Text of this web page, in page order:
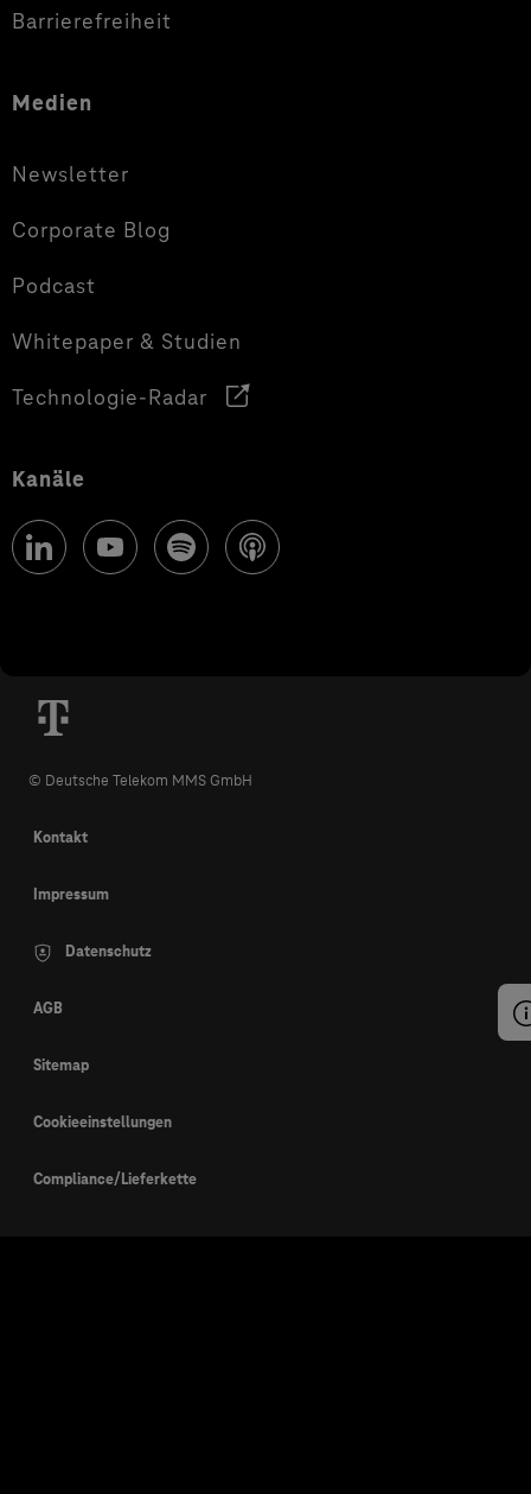
Barrierefreiheit
Medien
Newsletter
Corporate Blog
Podcast
Whitepaper & Studien
Technologie-Radar
Kanäle
© Deutsche Telekom MMS GmbH
Kontakt
Impressum
Datenschutz
AGB
Sitemap
Cookieeinstellungen
Compliance/Lieferkette